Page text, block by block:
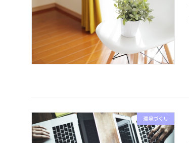
環境づくり